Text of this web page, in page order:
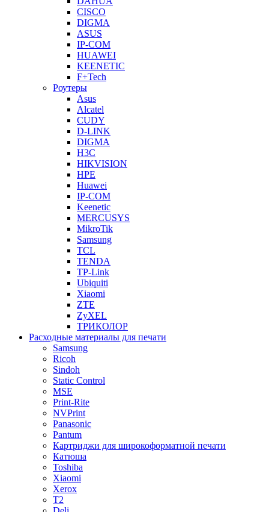
CISCO
DIGMA
ASUS
IP-COM
HUAWEI
KEENETIC
F+Tech
Роутеры
Asus
Alcatel
CUDY
D-LINK
DIGMA
H3C
HIKVISION
HPE
Huawei
IP-COM
Keenetic
MERCUSYS
MikroTik
Samsung
TCL
TENDA
TP-Link
Ubiquiti
Xiaomi
ZTE
ZyXEL
ТРИКОЛОР
Расходные материалы для печати
Samsung
Ricoh
Sindoh
Static Control
MSE
Print-Rite
NVPrint
Panasonic
Pantum
Картриджи для широкоформатной печати
Катюша
Toshiba
Xiaomi
Xerox
T2